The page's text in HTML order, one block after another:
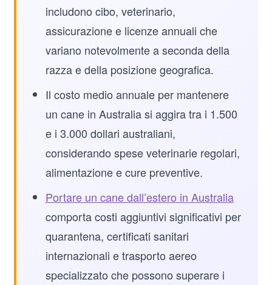
includono cibo, veterinario,
assicurazione e licenze annuali che
variano notevolmente a seconda della
razza e della posizione geografica.
Il costo medio annuale per mantenere
un cane in Australia si aggira tra i 1.500
e i 3.000 dollari australiani,
considerando spese veterinarie regolari,
alimentazione e cure preventive.
Portare un cane dall’estero in Australia
comporta costi aggiuntivi significativi per
quarantena, certificati sanitari
internazionali e trasporto aereo
specializzato che possono superare i